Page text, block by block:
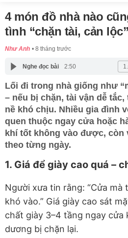
4 món đồ nhà nào
tình “chặn tài, cản
Như Anh 8 tháng trước
Nghe đọc bài 2:50
Lối đi trong nhà giống như
– nếu bị chặn, tài vận dễ
nề khó chịu. Nhiều gia đình
quen thuộc ngay cửa hoặc
khí tốt không vào được, còn
theo từng ngày.
1. Giá để giày cao quá –
Người xưa tin rằng: “Cửa mà
khó vào.” Giá giày cao sát
chất giày 3–4 tầng ngay cửa
dương bị chặn lại.